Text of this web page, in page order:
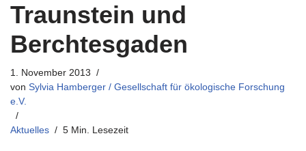
Traunstein und
Berchtesgaden
1. November 2013
von Sylvia Hamberger / Gesellschaft für ökologische Forschung
e.V.
Aktuelles 5 Min. Lesezeit